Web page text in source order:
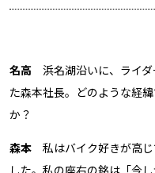
名高 浜名湖沿いに、ライ
た森本社長。どのような経
か？
森本 私はバイク好きが高
した。私の座右の銘は「今